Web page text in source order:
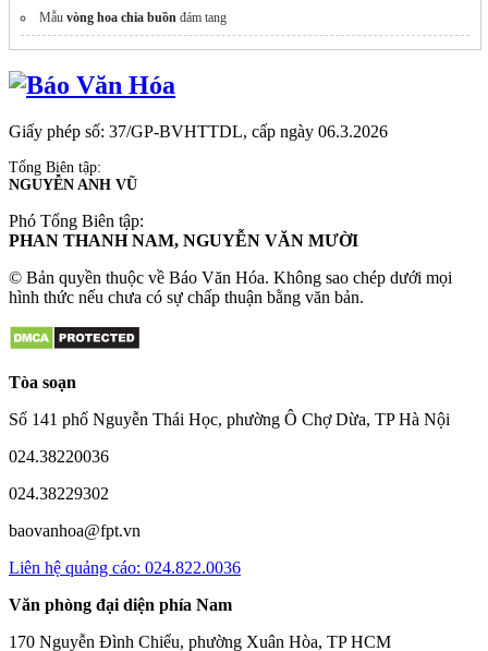
Mẫu vòng hoa chia buồn đám tang
Giấy phép số: 37/GP-BVHTTDL, cấp ngày 06.3.2026
Tổng Biên tập:
NGUYỄN ANH VŨ
Phó Tổng Biên tập:
PHAN THANH NAM, NGUYỄN VĂN MƯỜI
© Bản quyền thuộc về Báo Văn Hóa. Không sao chép dưới mọi
hình thức nếu chưa có sự chấp thuận bằng văn bản.
Tòa soạn
Số 141 phố Nguyễn Thái Học, phường Ô Chợ Dừa, TP Hà Nội
024.38220036
024.38229302
baovanhoa@fpt.vn
Liên hệ quảng cáo: 024.822.0036
Văn phòng đại diện phía Nam
170 Nguyễn Đình Chiểu, phường Xuân Hòa, TP HCM